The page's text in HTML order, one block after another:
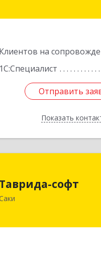
Клиентов на
1С:Специалист
Отправить
Показать
Отправить
Назад
Таврида-софт
296574, Крым Респ, м.р-
Новофедоровское,